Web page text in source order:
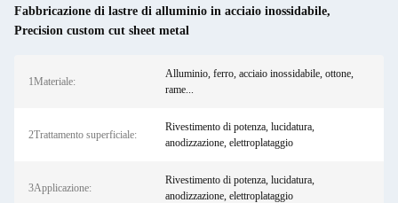
Fabbricazione di lastre di alluminio in acciaio inossidabile,
Precision custom cut sheet metal
1Materiale:
Alluminio, ferro, acciaio inossidabile, ottone,
rame...
2Trattamento superficiale:
Rivestimento di potenza, lucidatura,
anodizzazione, elettroplataggio
3Applicazione:
Rivestimento di potenza, lucidatura,
anodizzazione, elettroplataggio